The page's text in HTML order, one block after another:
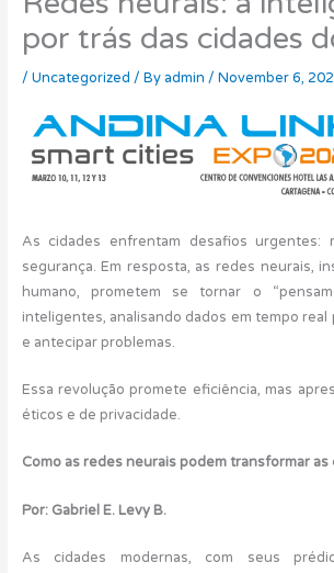
por trás das cidades
/ Uncategorized / By admin / November 6,
As cidades enfrentam desafios urgentes:
segurança. Em resposta, as redes neurais,
humano, prometem se tornar o
inteligentes, analisando dados em tempo real
e antecipar problemas.
Essa revolução promete eficiência, mas
éticos e de privacidade.
Como as redes neurais podem transformar as
Por: Gabriel E. Levy B.
As cidades modernas, com seus